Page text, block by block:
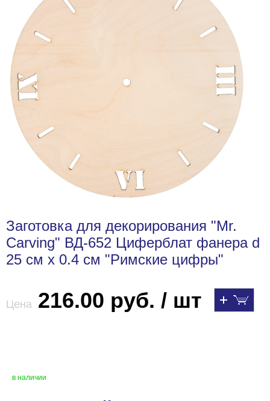
Заготовка для декорирования "Mr.
Carving" ВД-652 Циферблат фанера d
25 см х 0.4 см "Римские цифры"
Цена 216.00 руб. / шт
в наличии